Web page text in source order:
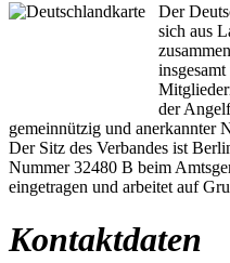
Der
sich aus
der
gemeinnützig und anerkannter
Der Sitz des Verbandes ist
Nummer 32480 B beim
eingetragen und arbeitet auf
Kontaktdaten